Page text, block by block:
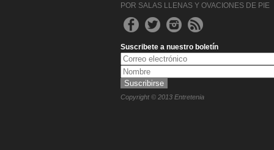
POR SALAS LLENAS Y OVACIONES DE PIE
Suscribete a nuestro boletín
Copyright © 2013 Entretenia